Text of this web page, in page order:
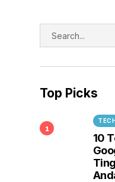
Top Picks
10
TECH